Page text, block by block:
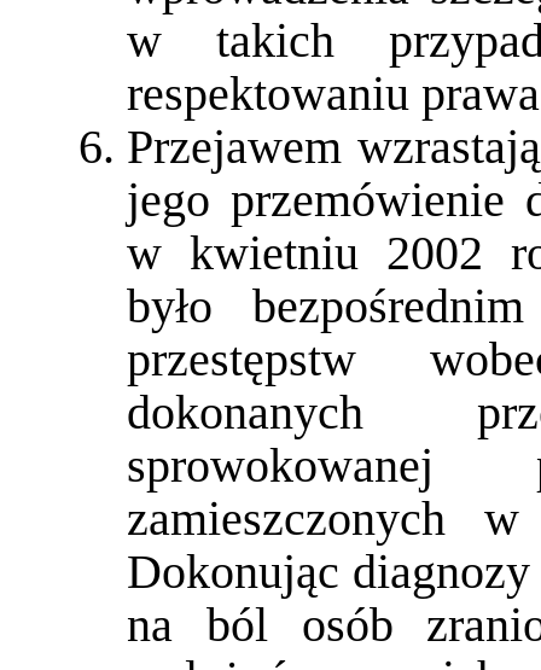
w takich
respektowaniu
Przejawem
jego przemówienie
w kwietniu 2002
było
przestępstw
dokonanych
zamieszczonych
Dokonując diagnozy
na ból osób